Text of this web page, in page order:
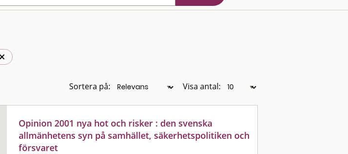
Sortera på: Visa antal:
Opinion 2001 nya hot och risker : den svenska
allmänhetens syn på samhället, säkerhetspolitiken och
försvaret